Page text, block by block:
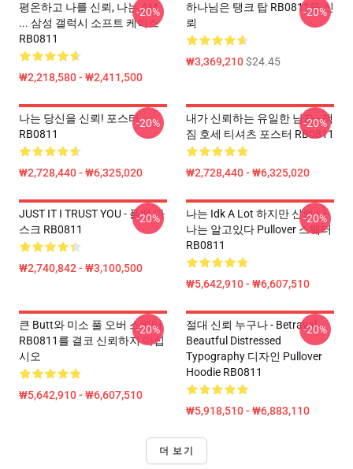
평온하고 나를 신뢰, 나는 AM
... 삼성 갤럭시 소프트 케이스
RB0811
₩2,218,580 - ₩2,411,500
-20%
하나님은 탱크 탑 RB0811을 신
뢰
₩3,369,210$24.45
-20%
나는 당신을 신뢰! 포스터
RB0811
₩2,728,440 - ₩6,325,020
-20%
내가 신뢰하는 유일한 남자 - 잭
짐 호세 티셔츠 포스터 RB0811
₩2,728,440 - ₩6,325,020
-20%
JUST IT I TRUST YOU - 플랫 마
스크 RB0811
₩2,740,842 - ₩3,100,500
-20%
나는 Idk A Lot 하지만 신뢰 나
나는 알고있다 Pullover 스웨터
RB0811
₩5,642,910 - ₩6,607,510
-20%
큰 Butt와 미소 풀 오버 스웨터
RB0811를 결코 신뢰하지 마십
시오
₩5,642,910 - ₩6,607,510
-20%
절대 신뢰 누구나 - Betrayal -
Beautful Distressed
Typography 디자인 Pullover
Hoodie RB0811
₩5,918,510 - ₩6,883,110
-20%
더 보기